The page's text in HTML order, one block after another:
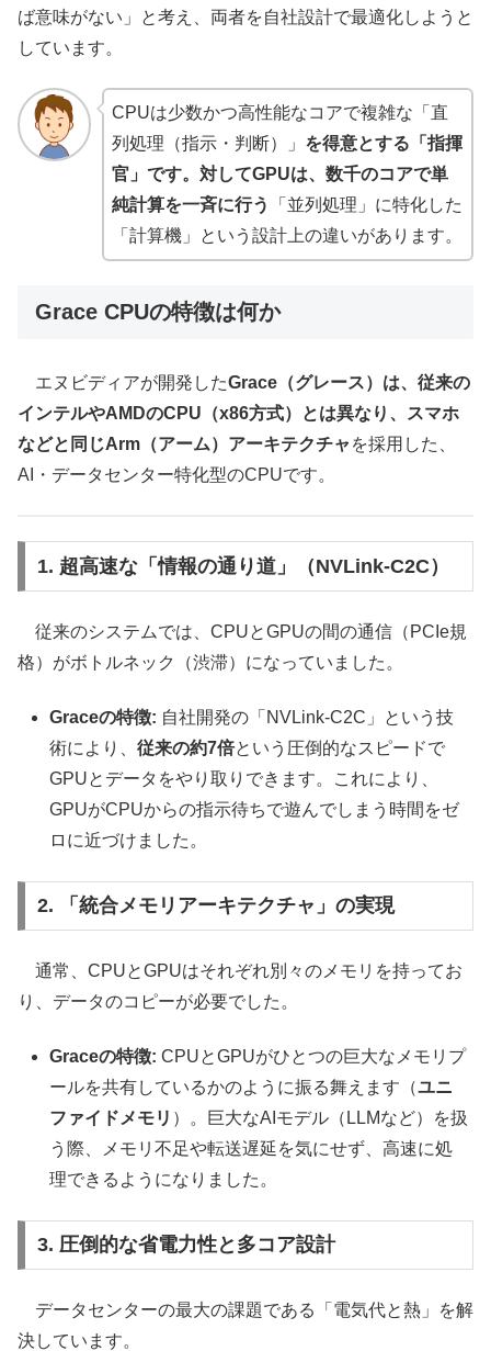
ば意味がない」と考え、両者を自社設計で最適化しようと
しています。
CPUは少数かつ高性能なコアで複雑な「直
列処理（指示・判断）」 を得意とする「指揮
官」です。対してGPUは、数千のコアで単
純計算を一斉に行う
「並列処理」に特化した
「計算機」という設計上の違いがあります。
Grace CPUの特徴は何か
エヌビディアが開発したGrace（グレース）は、従来の
インテルやAMDのCPU（x86方式）とは異なり、スマホ
などと同じArm（アーム）アーキテクチャ を採用した、
AI・データセンター特化型のCPUです。
1. 超高速な「情報の通り道」（NVLink-C2C）
従来のシステムでは、CPUとGPUの間の通信（PCIe規
格）がボトルネック（渋滞）になっていました。
Graceの特徴: 自社開発の「NVLink-C2C」という技
術により、従来の約7倍という圧倒的なスピードで
GPUとデータをやり取りできます。これにより、
GPUがCPUからの指示待ちで遊んでしまう時間をゼ
ロに近づけました。
2. 「統合メモリアーキテクチャ」の実現
通常、CPUとGPUはそれぞれ別々のメモリを持ってお
り、データのコピーが必要でした。
Graceの特徴: CPUとGPUがひとつの巨大なメモリプ
ールを共有しているかのように振る舞えます（ユニ
ファイドメモリ ）。巨大なAIモデル（LLMなど）を扱
う際、メモリ不足や転送遅延を気にせず、高速に処
理できるようになりました。
3. 圧倒的な省電力性と多コア設計
データセンターの最大の課題である「電気代と熱」を解
決しています。